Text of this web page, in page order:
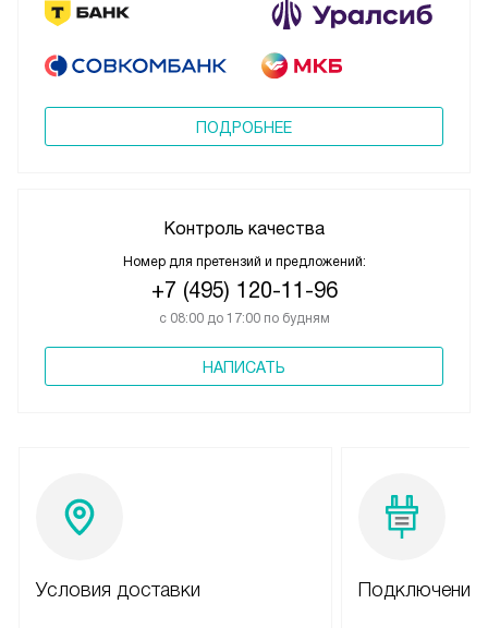
ПОДРОБНЕЕ
Контроль качества
Номер для претензий и предложений:
+7 (495) 120-11-96
с 08:00 до 17:00 по будням
НАПИСАТЬ
Условия доставки Подключение